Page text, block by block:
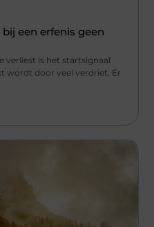
een erfenis geen
verliest is het startsignaal
wordt door veel verdriet. Er